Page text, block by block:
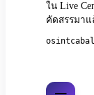
ใน Live
คัดสรรมาแ